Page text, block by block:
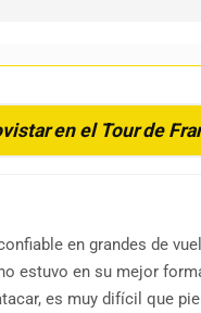
en el Tour de
en grandes de
estuvo en su mejor
es muy difícil que